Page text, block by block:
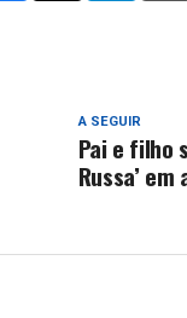
A SEGUIR
Pai e filho
Russa’